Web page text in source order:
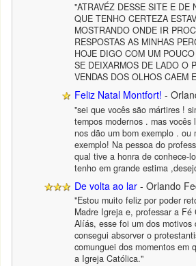
"ATRAVÉZ DESSE SITE E DE
QUE TENHO CERTEZA
MOSTRANDO ONDE IR
RESPOSTAS AS MINHAS
HOJE DIGO COM UM
SE DEIXARMOS DE LADO O
VENDAS DOS OLHOS CAEM
Feliz Natal Montfort! -
"sei que vocês são mártires !
tempos modernos . mas vocês
nos dão um bom exemplo . ou
exemplo! Na pessoa do
qual tive a honra de conhece-
tenho em grande estima
De volta ao lar - Orlando
"Estou muito feliz por poder
Madre Igreja e, professar a Fé
Alíás, esse foi um dos motivos
consegui absorver o
comunguei dos momentos em
a Igreja Católica."